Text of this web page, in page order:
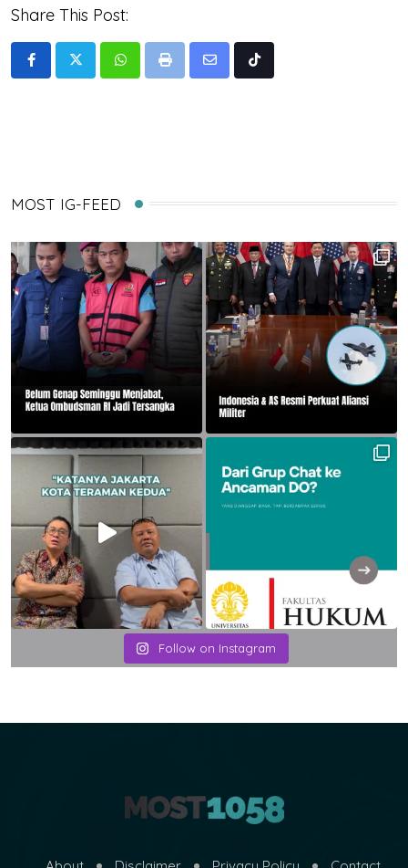
Share This Post:
WhatsappPrint
Share
Tiktok
MOST IG-FEED
Follow on Instagram